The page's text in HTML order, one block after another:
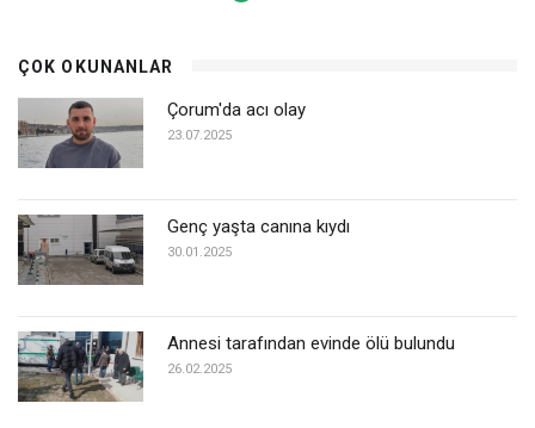
ÇOK OKUNANLAR
Çorum'da acı olay
23.07.2025
Genç yaşta canına kıydı
30.01.2025
Annesi tarafından evinde ölü bulundu
26.02.2025